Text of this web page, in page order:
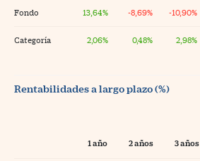
Fondo 13,64% -8,69% -10,90%
Categoría 2,06% 0,48% 2,98%
Rentabilidades a largo plazo (%)
1 año 2 años 3 años